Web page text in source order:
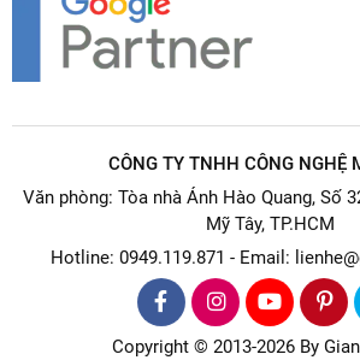
CÔNG TY TNHH CÔNG NGHỆ
Văn phòng: Tòa nhà Ánh Hào Quang, Số
Mỹ Tây, TP.HCM
Hotline: 0949.119.871 - Email:
Copyright © 2013-2026 By